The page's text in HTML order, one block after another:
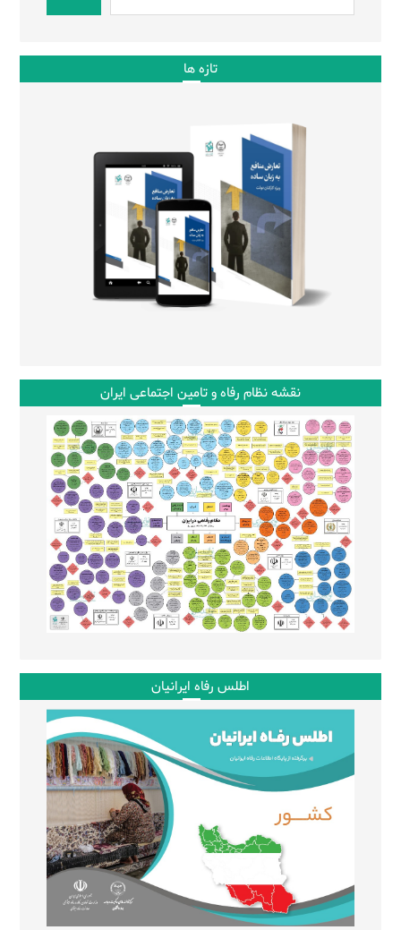
تازه ها
نقشه نظام رفاه و تامین اجتماعی ایران
اطلس رفاه ایرانیان